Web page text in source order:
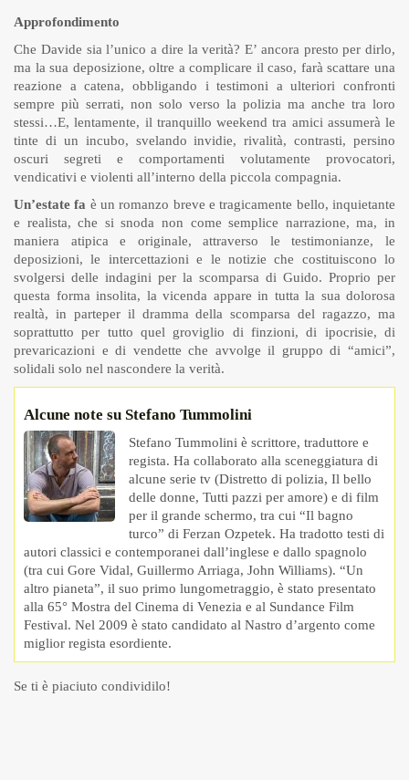
Approfondimento
Che Davide sia l’unico a dire la verità? E’ ancora presto per dirlo,
ma la sua deposizione, oltre a complicare il caso, farà scattare una
reazione a catena, obbligando i testimoni a ulteriori confronti
sempre più serrati, non solo verso la polizia ma anche tra loro
stessi…E, lentamente, il tranquillo weekend tra amici assumerà le
tinte di un incubo, svelando invidie, rivalità, contrasti, persino
oscuri segreti e comportamenti volutamente provocatori,
vendicativi e violenti all’interno della piccola compagnia.
Un’estate fa è un romanzo breve e tragicamente bello, inquietante
e realista, che si snoda non come semplice narrazione, ma, in
maniera atipica e originale, attraverso le testimonianze, le
deposizioni, le intercettazioni e le notizie che costituiscono lo
svolgersi delle indagini per la scomparsa di Guido. Proprio per
questa forma insolita, la vicenda appare in tutta la sua dolorosa
realtà, in parteper il dramma della scomparsa del ragazzo, ma
soprattutto per tutto quel groviglio di finzioni, di ipocrisie, di
prevaricazioni e di vendette che avvolge il gruppo di “amici”,
solidali solo nel nascondere la verità.
Alcune note su Stefano Tummolini
Stefano Tummolini è scrittore, traduttore e
regista. Ha collaborato alla sceneggiatura di
alcune serie tv (Distretto di polizia, Il bello
delle donne, Tutti pazzi per amore) e di film
per il grande schermo, tra cui “Il bagno
turco” di Ferzan Ozpetek. Ha tradotto testi di
autori classici e contemporanei dall’inglese e dallo spagnolo
(tra cui Gore Vidal, Guillermo Arriaga, John Williams). “Un
altro pianeta”, il suo primo lungometraggio, è stato presentato
alla 65° Mostra del Cinema di Venezia e al Sundance Film
Festival. Nel 2009 è stato candidato al Nastro d’argento come
miglior regista esordiente.
Se ti è piaciuto condividilo!